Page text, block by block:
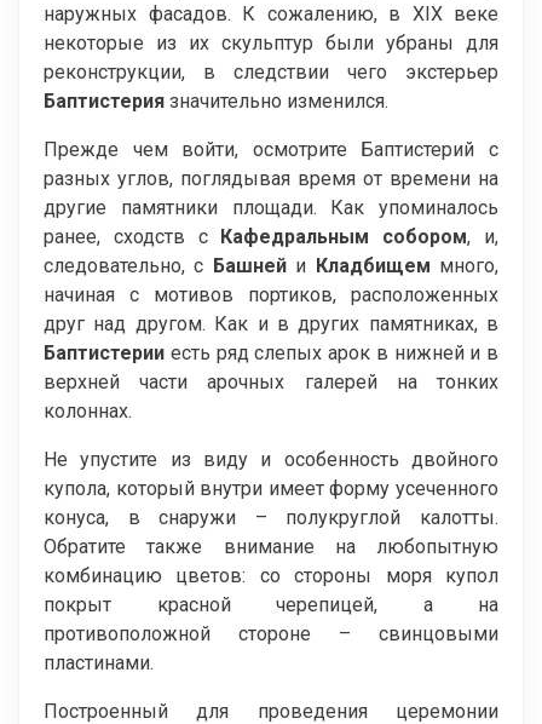
наружных фасадов. К сожалению, в XIX веке
некоторые из их скульптур были убраны для
реконструкции, в следствии чего экстерьер
Баптистерия значительно изменился.
Прежде чем войти, осмотрите Баптистерий с
разных углов, поглядывая время от времени на
другие памятники площади. Как упоминалось
ранее, сходств с Кафедральным собором, и,
следовательно, с Башнейи Кладбищем много,
начиная c мотивов портиков, расположенных
друг над другом. Как и в других памятниках, в
Баптистерии есть ряд слепых арок в нижней и в
верхней части арочных галерей на тонких
колоннах.
Не упустите из виду и особенность двойного
купола, который внутри имеет форму усеченного
конуса, в снаружи – полукруглой калотты.
Обратите также внимание на любопытную
комбинацию цветов: со стороны моря купол
покрыт красной черепицей, а на
противоположной стороне – свинцовыми
пластинами.
Построенный для проведения церемонии